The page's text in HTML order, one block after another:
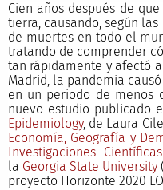
Cien años después de
tierra, causando, según
de muertes en todo el
tratando de comprender
tan rápidamente y afectó
Madrid, la pandemia
en un periodo de menos
nuevo estudio publicado
Epidemiology, de Laura
Economía, Geografía y
Investigaciones Científicas
la Georgia State University
proyecto Horizonte 2020